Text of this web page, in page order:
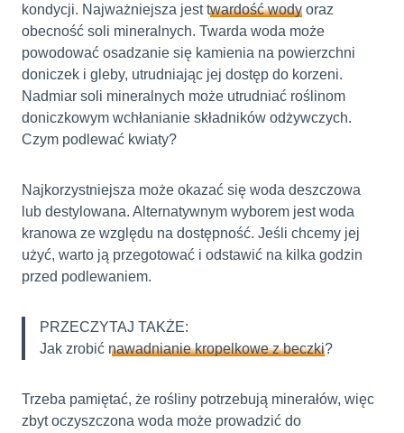
kondycji. Najważniejsza jesttwardość wody oraz
obecność soli mineralnych. Twarda woda może
powodować osadzanie się kamienia na powierzchni
doniczek i gleby, utrudniając jej dostęp do korzeni.
Nadmiar soli mineralnych może utrudniać roślinom
doniczkowym wchłanianie składników odżywczych.
Czym podlewać kwiaty?
Najkorzystniejsza może okazać się woda deszczowa
lub destylowana. Alternatywnym wyborem jest woda
kranowa ze względu na dostępność. Jeśli chcemy jej
użyć, warto ją przegotować i odstawić na kilka godzin
przed podlewaniem.
PRZECZYTAJ TAKŻE:
Jak zrobić nawadnianie kropelkowe z beczki?
Trzeba pamiętać, że rośliny potrzebują minerałów, więc
zbyt oczyszczona woda może prowadzić do